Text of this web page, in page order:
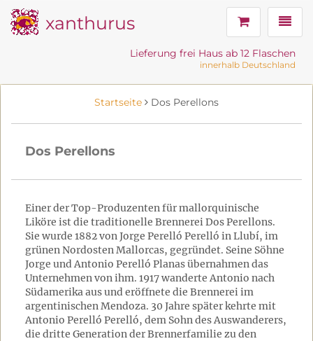
xanthurus
Lieferung frei Haus ab 12 Flaschen
innerhalb Deutschland
Startseite Dos Perellons
Dos Perellons
Einer der Top-Produzenten für mallorquinische
Liköre ist die traditionelle Brennerei Dos Perellons.
Sie wurde 1882 von Jorge Perelló Perelló in Llubí, im
grünen Nordosten Mallorcas, gegründet. Seine Söhne
Jorge und Antonio Perelló Planas übernahmen das
Unternehmen von ihm. 1917 wanderte Antonio nach
Südamerika aus und eröffnete die Brennerei im
argentinischen Mendoza. 30 Jahre später kehrte mit
Antonio Perelló Perelló, dem Sohn des Auswanderers,
die dritte Generation der Brennerfamilie zu den